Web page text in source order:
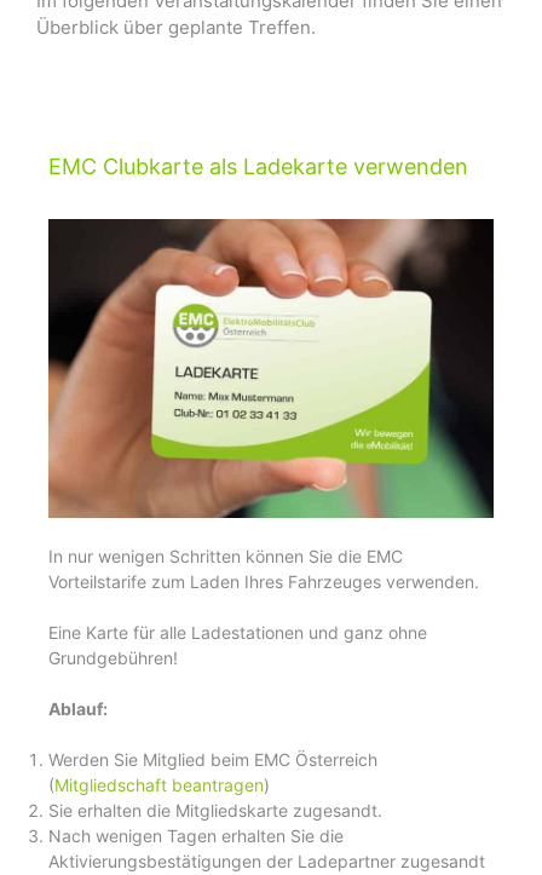
Überblick über geplante Treffen.
EMC Clubkarte als Ladekarte verwenden
In nur wenigen Schritten können Sie die EMC
Vorteilstarife zum Laden Ihres Fahrzeuges verwenden.
Eine Karte für alle Ladestationen und ganz ohne
Grundgebühren!
Ablauf:
Werden Sie Mitglied beim EMC Österreich
(Mitgliedschaft beantragen)
Sie erhalten die Mitgliedskarte zugesandt.
Nach wenigen Tagen erhalten Sie die
Aktivierungsbestätigungen der Ladepartner zugesandt